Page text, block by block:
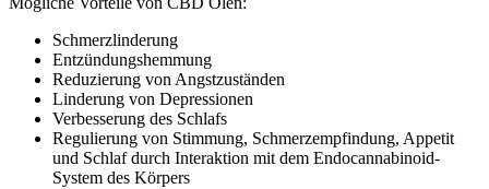
Schmerzlinderung
Entzündungshemmung
Reduzierung von Angstzuständen
Linderung von Depressionen
Verbesserung des Schlafs
Regulierung von Stimmung, Schmerzempfindung, Appetit
und Schlaf durch Interaktion mit dem Endocannabinoid-
System des Körpers